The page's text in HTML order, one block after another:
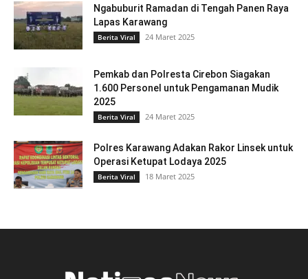
Ngabuburit Ramadan di Tengah Panen Raya
Lapas Karawang
Berita Viral 24 Maret 2025
Pemkab dan Polresta Cirebon Siagakan
1.600 Personel untuk Pengamanan Mudik
2025
Berita Viral 24 Maret 2025
Polres Karawang Adakan Rakor Linsek untuk
Operasi Ketupat Lodaya 2025
Berita Viral 18 Maret 2025